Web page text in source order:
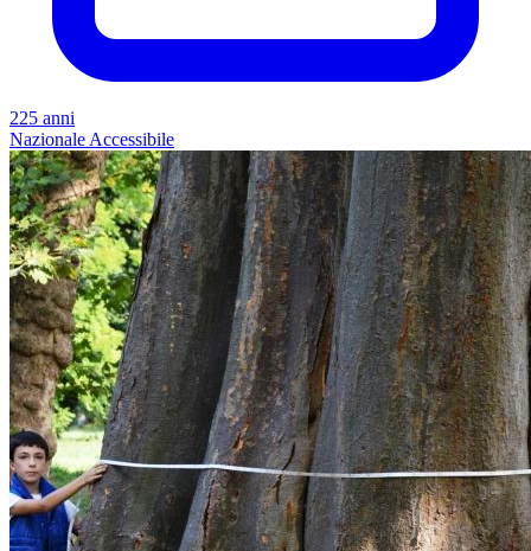
225 anni
Nazionale Accessibile